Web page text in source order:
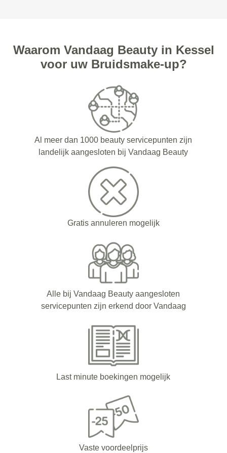
Waarom Vandaag Beauty in Kessel
voor uw Bruidsmake-up?
Al meer dan 1000 beauty servicepunten zijn
landelijk aangesloten bij Vandaag Beauty
Gratis annuleren mogelijk
Alle bij Vandaag Beauty aangesloten
servicepunten zijn erkend door Vandaag
Last minute boekingen mogelijk
Vaste voordeelprijs